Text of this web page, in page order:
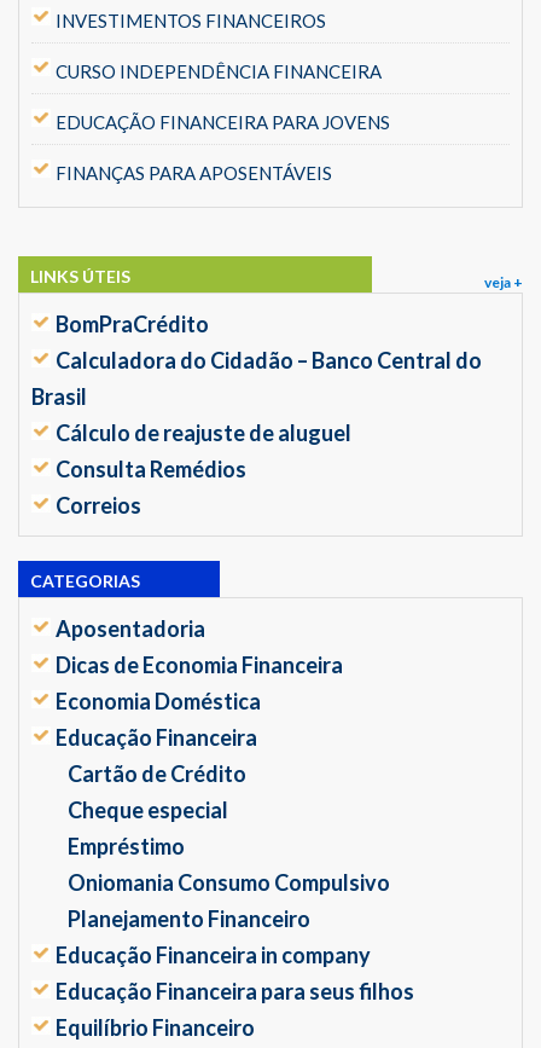
INVESTIMENTOS FINANCEIROS
CURSO INDEPENDÊNCIA FINANCEIRA
EDUCAÇÃO FINANCEIRA PARA JOVENS
FINANÇAS PARA APOSENTÁVEIS
veja +
LINKS ÚTEIS
BomPraCrédito
Calculadora do Cidadão – Banco Central do
Brasil
Cálculo de reajuste de aluguel
Consulta Remédios
Correios
CATEGORIAS
Aposentadoria
Dicas de Economia Financeira
Economia Doméstica
Educação Financeira
Cartão de Crédito
Cheque especial
Empréstimo
Oniomania Consumo Compulsivo
Planejamento Financeiro
Educação Financeira in company
Educação Financeira para seus filhos
Equilíbrio Financeiro